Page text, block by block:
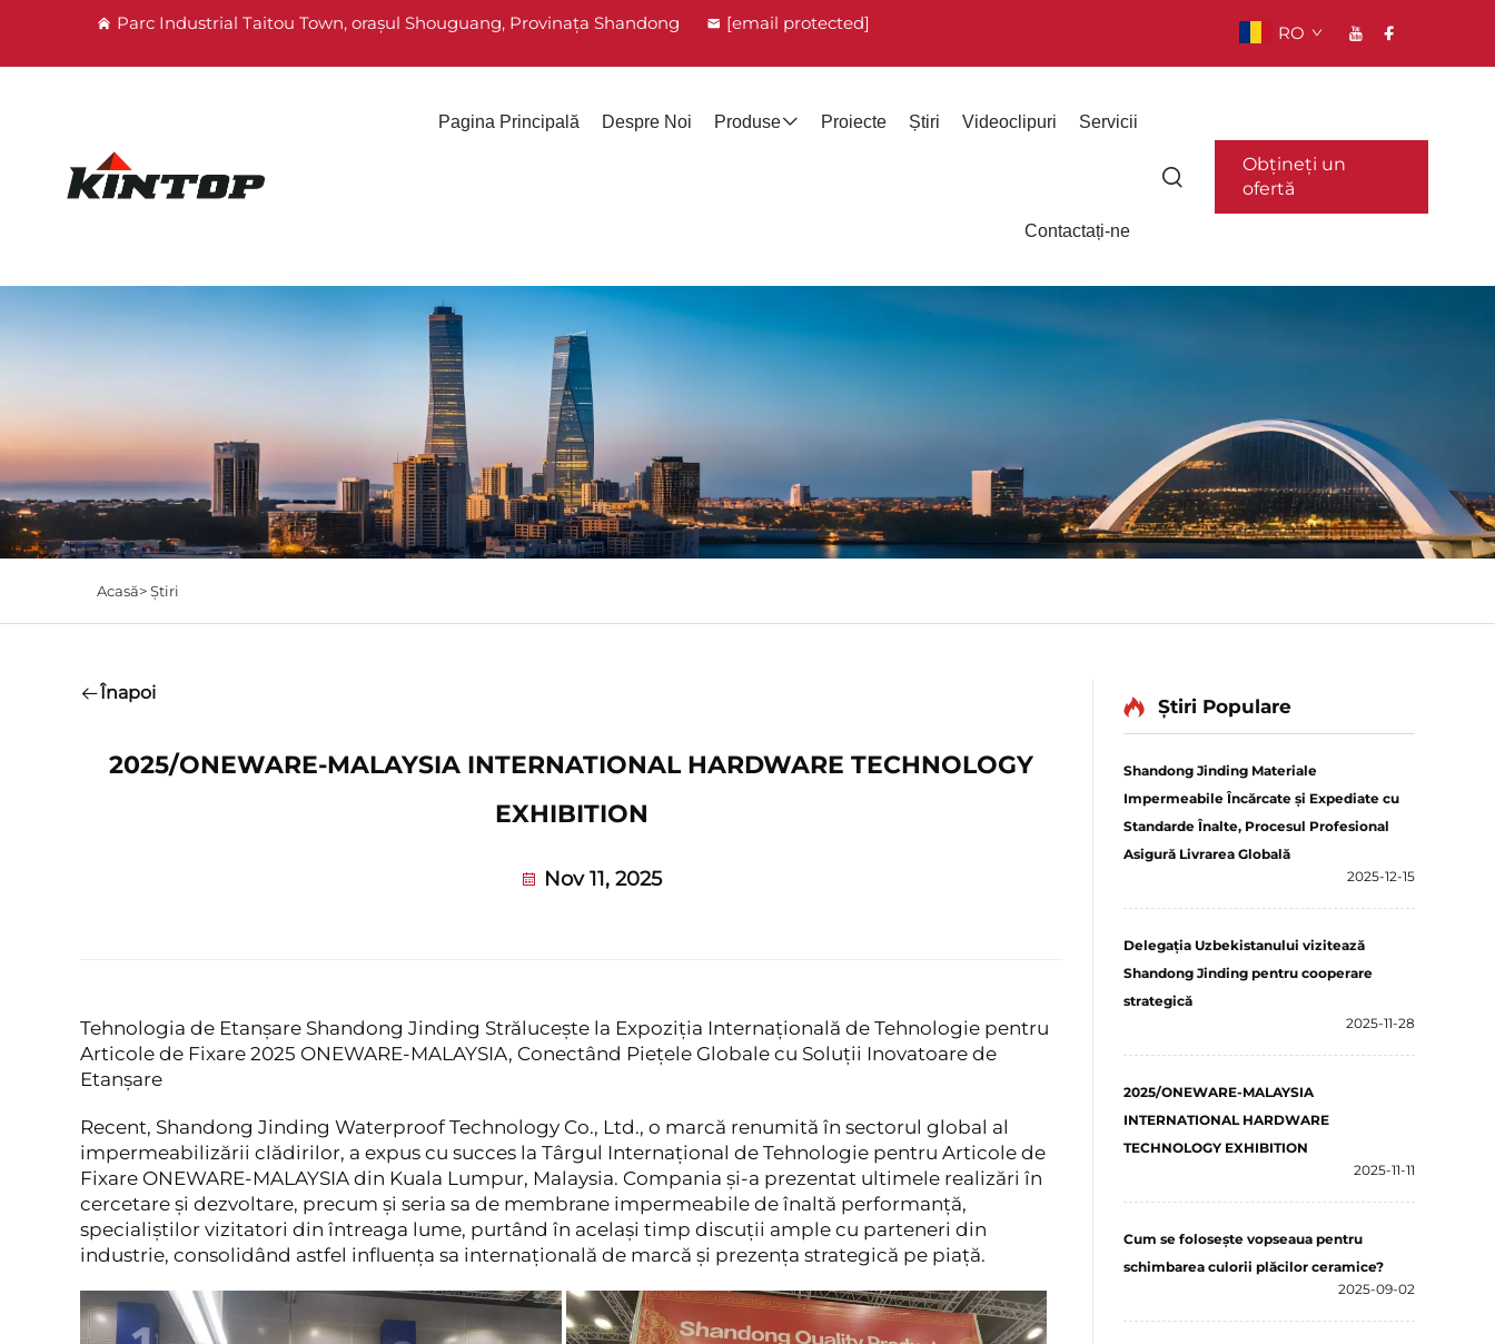
Parc Industrial Taitou Town, orașul Shouguang, Provinața Shandong [email protected] RO
Pagina Principală Despre Noi Produse Proiecte Știri Videoclipuri Servicii
Contactați-ne
Obțineți un
ofertă
Acasă>Știri
Înapoi
2025/ONEWARE-MALAYSIA INTERNATIONAL HARDWARE TECHNOLOGY
EXHIBITION
Nov 11, 2025
Tehnologia de Etanșare Shandong Jinding Strălucește la Expoziția Internațională de Tehnologie pentru
Articole de Fixare 2025 ONEWARE-MALAYSIA, Conectând Piețele Globale cu Soluții Inovatoare de
Etanșare
Recent, Shandong Jinding Waterproof Technology Co., Ltd., o marcă renumită în sectorul global al
impermeabilizării clădirilor, a expus cu succes la Târgul Internațional de Tehnologie pentru Articole de
Fixare ONEWARE-MALAYSIA din Kuala Lumpur, Malaysia. Compania și-a prezentat ultimele realizări în
cercetare și dezvoltare, precum și seria sa de membrane impermeabile de înaltă performanță,
specialiştilor vizitatori din întreaga lume, purtând în același timp discuții ample cu parteneri din
industrie, consolidând astfel influența sa internațională de marcă și prezența strategică pe piață.
Știri Populare
Shandong Jinding Materiale
Impermeabile Încărcate și Expediate cu
Standarde Înalte, Procesul Profesional
Asigură Livrarea Globală
2025-12-15
Delegația Uzbekistanului vizitează
Shandong Jinding pentru cooperare
strategică
2025-11-28
2025/ONEWARE-MALAYSIA
INTERNATIONAL HARDWARE
TECHNOLOGY EXHIBITION
2025-11-11
Cum se folosește vopseaua pentru
schimbarea culorii plăcilor ceramice?
2025-09-02